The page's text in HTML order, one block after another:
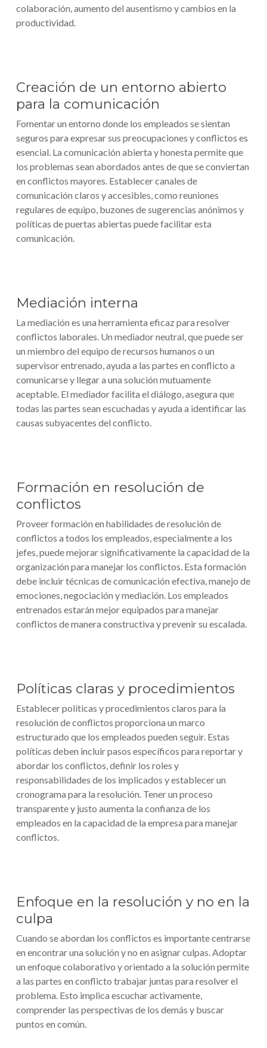
colaboración, aumento del ausentismo y cambios en la
productividad.
Creación de un entorno abierto
para la comunicación
Fomentar un entorno donde los empleados se sientan
seguros para expresar sus preocupaciones y conflictos es
esencial. La comunicación abierta y honesta permite que
los problemas sean abordados antes de que se conviertan
en conflictos mayores. Establecer canales de
comunicación claros y accesibles, como reuniones
regulares de equipo, buzones de sugerencias anónimos y
políticas de puertas abiertas puede facilitar esta
comunicación.
Mediación interna
La mediación es una herramienta eficaz para resolver
conflictos laborales. Un mediador neutral, que puede ser
un miembro del equipo de recursos humanos o un
supervisor entrenado, ayuda a las partes en conflicto a
comunicarse y llegar a una solución mutuamente
aceptable. El mediador facilita el diálogo, asegura que
todas las partes sean escuchadas y ayuda a identificar las
causas subyacentes del conflicto.
Formación en resolución de
conflictos
Proveer formación en habilidades de resolución de
conflictos a todos los empleados, especialmente a los
jefes, puede mejorar significativamente la capacidad de la
organización para manejar los conflictos. Esta formación
debe incluir técnicas de comunicación efectiva, manejo de
emociones, negociación y mediación. Los empleados
entrenados estarán mejor equipados para manejar
conflictos de manera constructiva y prevenir su escalada.
Políticas claras y procedimientos
Establecer políticas y procedimientos claros para la
resolución de conflictos proporciona un marco
estructurado que los empleados pueden seguir. Estas
políticas deben incluir pasos específicos para reportar y
abordar los conflictos, definir los roles y
responsabilidades de los implicados y establecer un
cronograma para la resolución. Tener un proceso
transparente y justo aumenta la confianza de los
empleados en la capacidad de la empresa para manejar
conflictos.
Enfoque en la resolución y no en la
culpa
Cuando se abordan los conflictos es importante centrarse
en encontrar una solución y no en asignar culpas. Adoptar
un enfoque colaborativo y orientado a la solución permite
a las partes en conflicto trabajar juntas para resolver el
problema. Esto implica escuchar activamente,
comprender las perspectivas de los demás y buscar
puntos en común.